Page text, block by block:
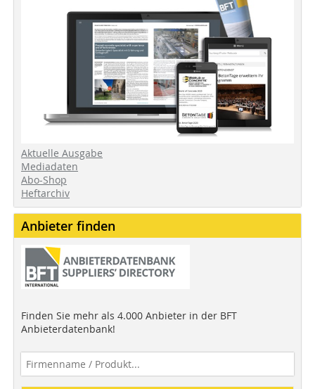
Aktuelle Ausgabe
Mediadaten
Abo-Shop
Heftarchiv
Anbieter finden
Finden Sie mehr als 4.000 Anbieter in der BFT
Anbieterdatenbank!